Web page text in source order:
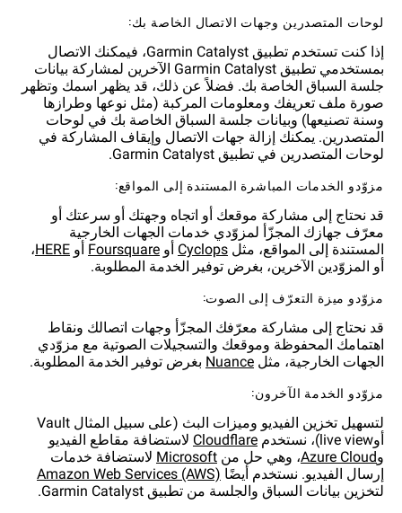
لوحات المتصدرين وجهات الاتصال الخاصة بك:
إذا كنت تستخدم تطبيق Garmin Catalyst، فيمكنك الاتصال
بمستخدمي تطبيق Garmin Catalyst الآخرين لمشاركة بيانات
جلسة السباق الخاصة بك. فضلاً عن ذلك، قد يظهر اسمك وتظهر
صورة ملف تعريفك ومعلومات المركبة (مثل نوعها وطرازها
وسنة تصنيعها) وبيانات جلسة السباق الخاصة بك في لوحات
المتصدرين. يمكنك إزالة جهات الاتصال وإيقاف المشاركة في
لوحات المتصدرين في تطبيق Garmin Catalyst.
مزوّدو الخدمات المباشرة المستندة إلى المواقع:
قد نحتاج إلى مشاركة موقعك أو اتجاه وجهتك أو سرعتك أو
معرّف جهازك المجزّأ لمزوّدي خدمات الجهات الخارجية
المستندة إلى المواقع، مثل
أو أو
،
أو المزوّدين الآخرين، بغرض توفير الخدمة المطلوبة.
مزوّدو ميزة التعرّف إلى الصوت:
قد نحتاج إلى مشاركة معرّفك المجزّأ وجهات اتصالك ونقاط
اهتمامك المحفوظة وموقعك والتسجيلات الصوتية مع مزوّدي
الجهات الخارجية، مثل
بغرض توفير الخدمة المطلوبة.
مزوّدو الخدمة الآخرون:
لتسهيل تخزين الفيديو وميزات البث (على سبيل المثال Vault
أوlive view)، نستخدم
لاستضافة مقاطع الفيديو
و
، وهي حل من
لاستضافة خدمات
إرسال الفيديو. نستخدم أيضًا
لتخزين بيانات السباق والجلسة من تطبيق Garmin Catalyst.